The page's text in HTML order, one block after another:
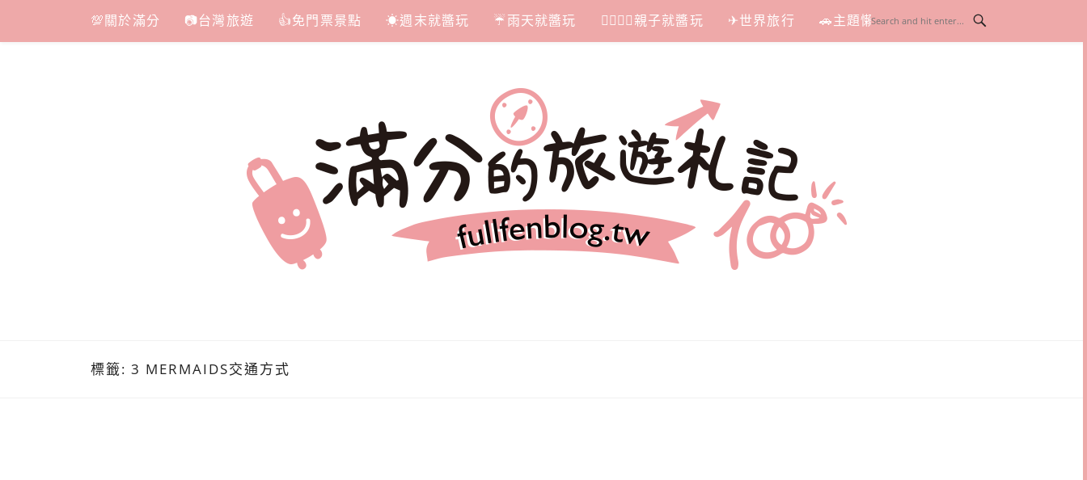
content
💯關於滿分 📷台灣旅遊 👍免門票景點 ☀週末就醬玩 ☔雨天就醬玩 👩‍❤‍💋‍👨親子就醬玩 ✈世界旅行 🚗主題懶人包
標籤: 3 MERMAIDS交通方式